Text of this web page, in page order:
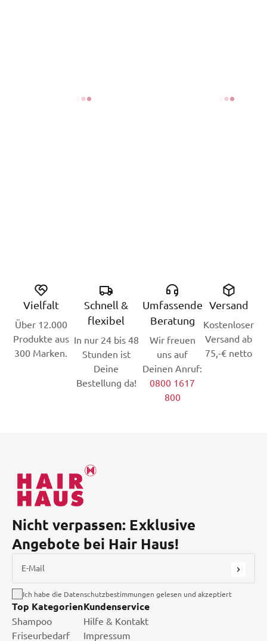
Vielfalt
Über 12.000
Produkte aus
300 Marken.
Schnell &
flexibel
In nur 24 bis 48
Stunden ist
Deine
Bestellung da!
Umfassende
Beratung
Wir freuen
uns auf
Deinen Anruf:
0800 1617
800
Versand
Kostenloser
Versand ab
75,-€ netto
Nicht verpassen: Exklusive
Angebote bei Hair Haus!
E-Mail
Ich habe die Datenschutzbestimmungen gelesen und akzeptiert
Top Kategorien
Shampoo
Friseurbedarf
Kundenservice
Hilfe & Kontakt
Impressum